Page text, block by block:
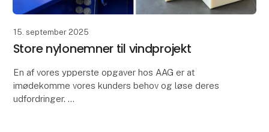
15. september 2025
Store nylonemner til vindprojekt
En af vores ypperste opgaver hos AAG er at
imødekomme vores kunders behov og løse deres
udfordringer.